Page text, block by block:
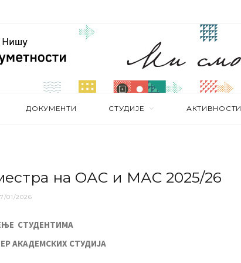
ДОКУМЕНТИ СТУДИЈЕ АКТИВНОСТИ
на ОАС и МАС 2025/26
01/2026
СТУДЕНТИМА
АКАДЕМСКИХ СТУДИЈА